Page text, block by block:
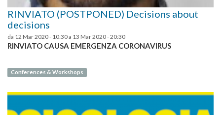
RINVIATO (POSTPONED) Decisions about
decisions
da 12 Mar 2020 - 10:30a 13 Mar 2020 - 20:30
RINVIATO CAUSA EMERGENZA CORONAVIRUS
Conferences & Workshops